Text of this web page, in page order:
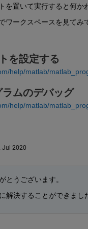
を置いて実行すると何か
ワークスペースを見て
を設定する
help/matlab/
ラムのデバッグ
help/matlab/
Jul 2020
とうございます。
解決することができまし